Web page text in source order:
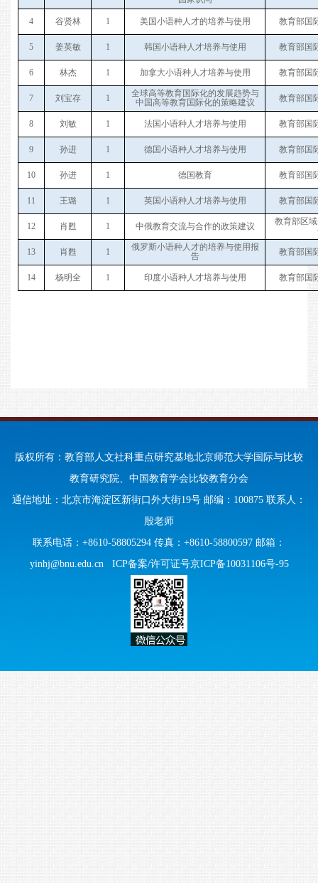
4 谷贤林 1 美国小语种人才的培养与使用 教育部国
5 姜英敏 1 韩国小语种人才培养与使用 教育部国
6 林杰 1 加拿大小语种人才培养与使用 教育部国
7 刘宝存 1
全球高等教育国际化的发展趋势与
中国高等教育国际化的策略建议
教育部国
8 刘敏 1 法国小语种人才培养与使用 教育部国
9 孙进 1 德国小语种人才培养与使用 教育部国
10 孙进 1 德国教育 教育部国
11 王璐 1 英国小语种人才培养与使用 教育部国
12 肖甦 1 中俄教育交流与合作的政策建议
教育部区
13 肖甦 1
俄罗斯小语种人才的培养与使用报
告
教育部国
14 杨明全 1 印度小语种人才培养与使用 教育部国
版权所有：教育部人文社科重点研究基地北京师范大学国际与比较
教育研究院、中国教育学会比较教育分会
通信地址：北京市海淀区新街口外大街19号 邮编：100875 联系人：
殷老师
联系电话：+8610-58805294 传真：+8610-58800597 邮箱：
yinhj@bnu.edu.cn ICP备案/许可证号京ICP备10031106号-95